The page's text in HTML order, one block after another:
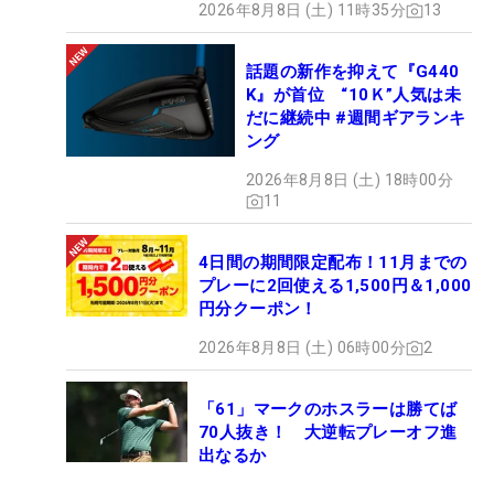
2026年8月8日 (土) 11時35分 13
話題の新作を抑えて『G440
K』が首位 “10Ｋ”人気は未
だに継続中 #週間ギアランキ
ング
2026年8月8日 (土) 18時00分
11
4日間の期間限定配布！11月までの
プレーに2回使える1,500円＆1,000
円分クーポン！
2026年8月8日 (土) 06時00分 2
「61」マークのホスラーは勝てば
70人抜き！ 大逆転プレーオフ進
出なるか